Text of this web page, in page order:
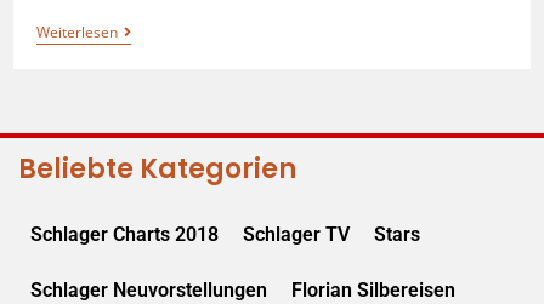
Weiterlesen
Beliebte Kategorien
Schlager Charts 2018 Schlager TV Stars
Schlager Neuvorstellungen Florian Silbereisen